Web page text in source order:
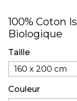
100% Coton
Biologique
Taille
160 x 200 cm
Couleur